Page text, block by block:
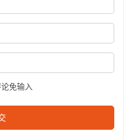
免输入